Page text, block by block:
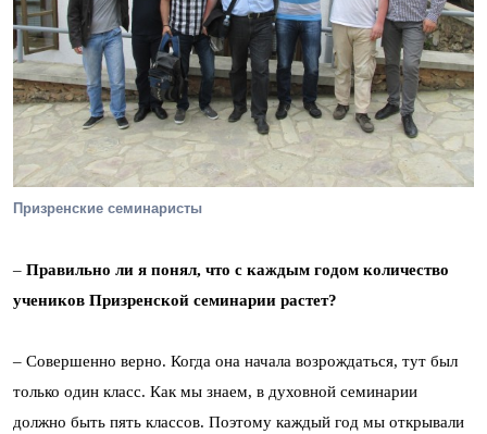
Призренские семинаристы
– Правильно ли я понял, что с каждым годом количество
учеников Призренской семинарии растет?
– Совершенно верно. Когда она начала возрождаться, тут был
только один класс. Как мы знаем, в духовной семинарии
должно быть пять классов. Поэтому каждый год мы открывали